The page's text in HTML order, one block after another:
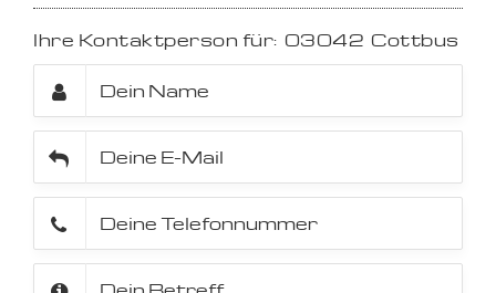
Ihre Kontaktperson für: 03042 Cottbus